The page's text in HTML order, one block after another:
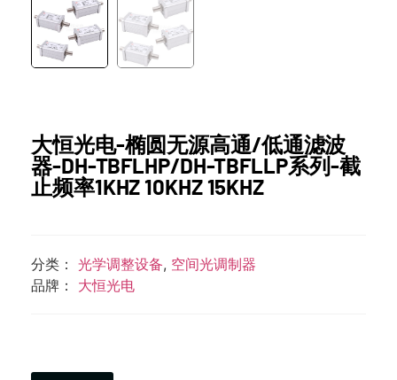
大恒光电-椭圆无源高通/低通滤波
器-DH-TBFLHP/DH-TBFLLP系列-截
止频率1KHZ 10KHZ 15KHZ
分类： 光学调整设备, 空间光调制器
品牌： 大恒光电